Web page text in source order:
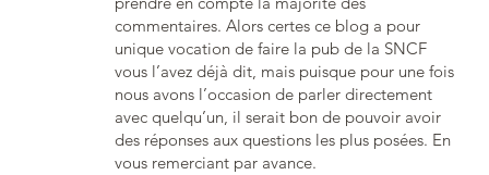
commentaires. Alors certes ce blog a pour
unique vocation de faire la pub de la SNCF
vous l’avez déjà dit, mais puisque pour une fois
nous avons l’occasion de parler directement
avec quelqu’un, il serait bon de pouvoir avoir
des réponses aux questions les plus posées. En
vous remerciant par avance.